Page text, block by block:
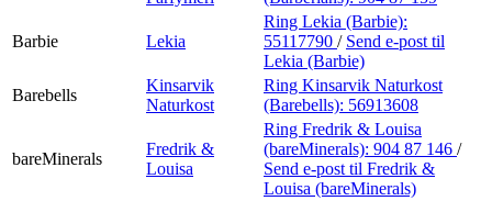
Barbie Lekia
Ring Lekia (Barbie):
55117790 / Send e-post til
Lekia (Barbie)
Barebells
Kinsarvik
Naturkost
Ring Kinsarvik Naturkost
(Barebells): 56913608
bareMinerals
Fredrik &
Louisa
Ring Fredrik & Louisa
(bareMinerals): 904 87 146 /
Send e-post til Fredrik &
Louisa (bareMinerals)